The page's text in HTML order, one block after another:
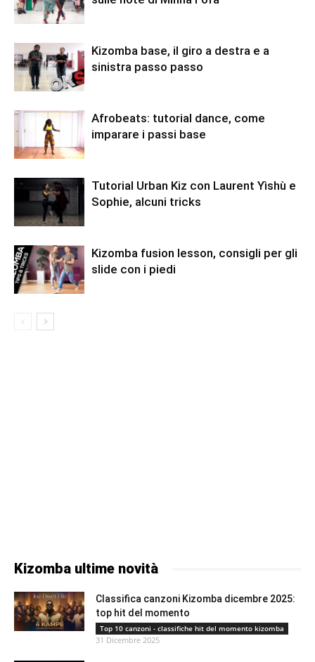
Kizomba base, il giro a destra e a
sinistra passo passo
Afrobeats: tutorial dance, come
imparare i passi base
Tutorial Urban Kiz con Laurent Yìshù e
Sophie, alcuni tricks
Kizomba fusion lesson, consigli per gli
slide con i piedi
Kizomba ultime novità
Classifica canzoni Kizomba dicembre 2025:
top hit del momento
Top 10 canzoni - classifiche hit del momento kizomba
31 Dicembre 2025